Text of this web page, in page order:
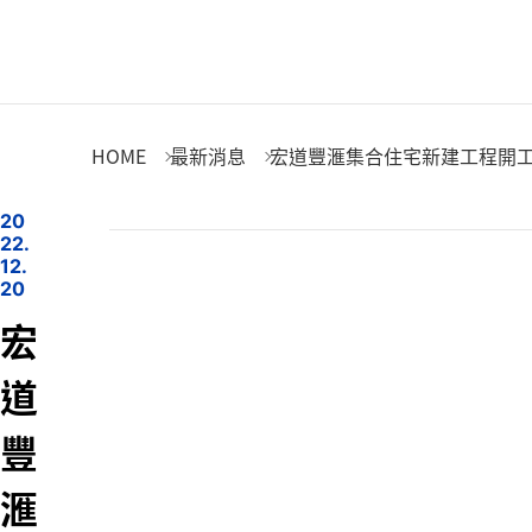
宏道豐滙集合住宅新建工程開工動土典禮
HOME 最新消息 宏道豐滙集合住宅新建工程開
20
22.
12.
20
宏
道
豐
滙